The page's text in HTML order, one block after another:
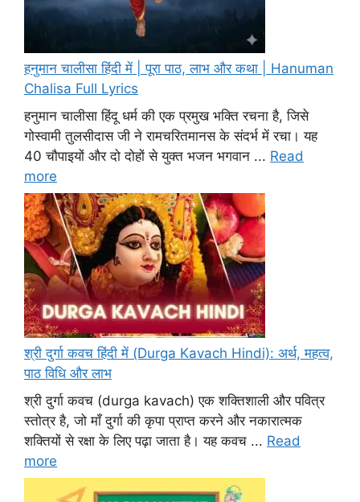
हनुमान चालीसा हिंदी में | पूरा पाठ, लाभ और कथा | Hanuman
Chalisa Full Lyrics
हनुमान चालीसा हिंदू धर्म की एक प्रमुख भक्ति रचना है, जिसे
गोस्वामी तुलसीदास जी ने रामचरितमानस के संदर्भ में रचा। यह
40 चौपाइयों और दो दोहों से युक्त भजन भगवान ... Read
more
श्री दुर्गा कवच हिंदी में (Durga Kavach Hindi): अर्थ, महत्व,
पाठ विधि और लाभ
श्री दुर्गा कवच (durga kavach) एक शक्तिशाली और पवित्र
स्तोत्र है, जो माँ दुर्गा की कृपा प्राप्त करने और नकारात्मक
शक्तियों से रक्षा के लिए पढ़ा जाता है। यह कवच ... Read
more